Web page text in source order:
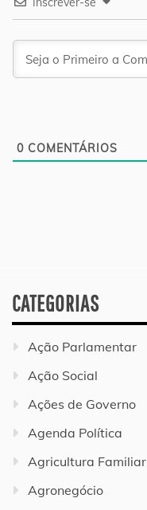
0 COMENTÁRIOS
CATEGORIAS
Ação Parlamentar
Ação Social
Ações de Governo
Agenda Política
Agricultura Familiar
Agronegócio